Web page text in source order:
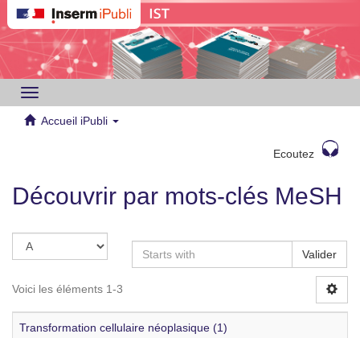
Toggle
navigation
Accueil iPubli
Ecoutez
Découvrir par mots-clés MeSH
Valider
Voici les éléments 1-3
Transformation cellulaire néoplasique (1)